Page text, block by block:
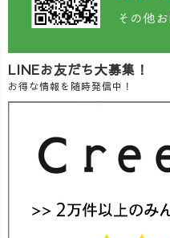
LINEお友だち大募集！
お得な情報を随時発信中！